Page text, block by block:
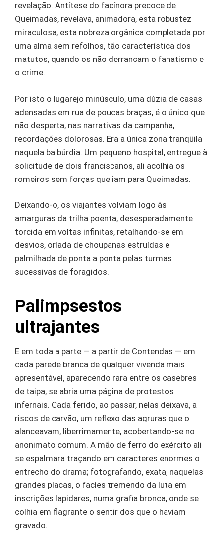
revelação. Antítese do facínora precoce de
Queimadas, revelava, animadora, esta robustez
miraculosa, esta nobreza orgânica completada por
uma alma sem refolhos, tão característica dos
matutos, quando os não derrancam o fanatismo e
o crime.
Por isto o lugarejo minúsculo, uma dúzia de casas
adensadas em rua de poucas braças, é o único que
não desperta, nas narrativas da campanha,
recordações dolorosas. Era a única zona tranqüila
naquela balbúrdia. Um pequeno hospital, entregue à
solicitude de dois franciscanos, ali acolhia os
romeiros sem forças que iam para Queimadas.
Deixando-o, os viajantes volviam logo às
amarguras da trilha poenta, desesperadamente
torcida em voltas infinitas, retalhando-se em
desvios, orlada de choupanas estruídas e
palmilhada de ponta a ponta pelas turmas
sucessivas de foragidos.
Palimpsestos
ultrajantes
E em toda a parte — a partir de Contendas — em
cada parede branca de qualquer vivenda mais
apresentável, aparecendo rara entre os casebres
de taipa, se abria uma página de protestos
infernais. Cada ferido, ao passar, nelas deixava, a
riscos de carvão, um reflexo das agruras que o
alanceavam, liberrimamente, acobertando-se no
anonimato comum. A mão de ferro do exército ali
se espalmara traçando em caracteres enormes o
entrecho do drama; fotografando, exata, naquelas
grandes placas, o facies tremendo da luta em
inscrições lapidares, numa grafia bronca, onde se
colhia em flagrante o sentir dos que o haviam
gravado.